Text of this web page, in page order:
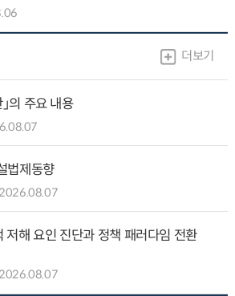
더보기
의 주요 내용
법제동향
2026.08.07
저해 요인 진단과 정책 패러다임 전환